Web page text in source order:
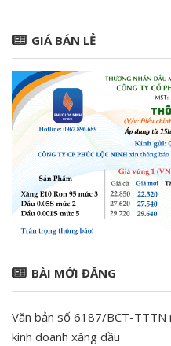
GIÁ BÁN LẺ
BÀI MỚI ĐĂNG
Văn bản số 6187/BCT-TTTN
kinh doanh xăng dầu